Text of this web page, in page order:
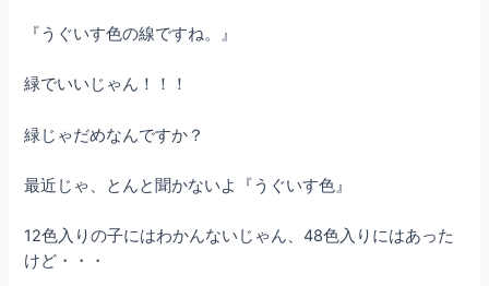
『うぐいす色の線ですね。』
緑でいいじゃん！！！
緑じゃだめなんですか？
最近じゃ、とんと聞かないよ『うぐいす色』
12色入りの子にはわかんないじゃん、48色入りにはあった
けど・・・